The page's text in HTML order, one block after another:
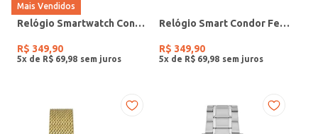
Mais Vendidos
Relógio Smartwatch Condor PRETO
R$ 349,90
5x de R$ 69 98
Relógio Smart Condor Feminino ROSE
R$ 349,90
5x de R$ 69 98